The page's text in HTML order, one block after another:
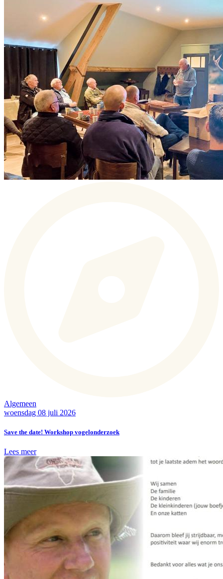
Algemeen
woensdag 08 juli 2026
Save the date! Workshop vogelonderzoek
Lees meer